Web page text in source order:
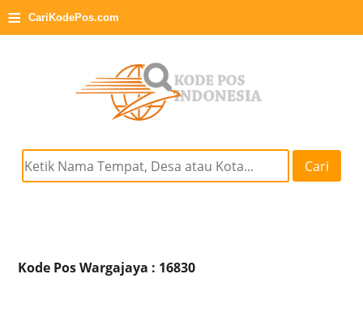
≡ CariKodePos.com
Cari
Kode Pos Wargajaya : 16830